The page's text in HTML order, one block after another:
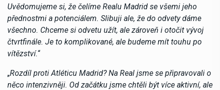
Uvědomujeme si, že čelíme Realu Madrid se všemi jeho
přednostmi a potenciálem. Slibuji ale, že do odvety dáme
všechno. Chceme si odvetu užít, ale zároveň i otočit vývoj
čtvrtfinále. Je to komplikované, ale budeme mít touhu po
vítězství.“
„Rozdíl proti Atléticu Madrid? Na Real jsme se připravovali o
něco intenzivněji. Od začátku jsme chtěli být více aktivní, ale